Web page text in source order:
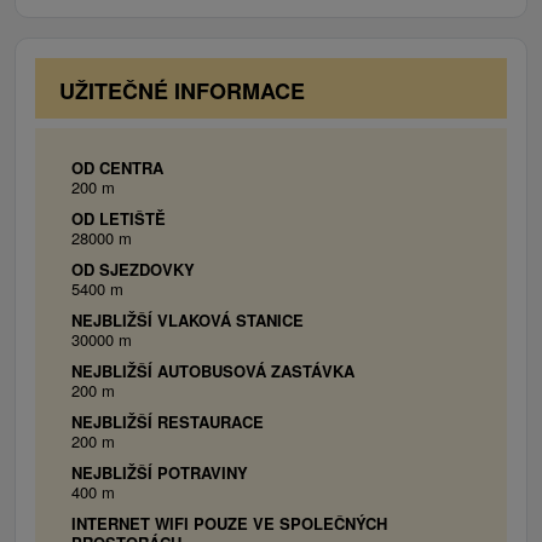
manželská posteľ, balkón.
UŽITEČNÉ INFORMACE
OD CENTRA
200 m
OD LETIŠTĚ
28000 m
OD SJEZDOVKY
5400 m
NEJBLIŽŠÍ VLAKOVÁ STANICE
30000 m
NEJBLIŽŠÍ AUTOBUSOVÁ ZASTÁVKA
200 m
NEJBLIŽŠÍ RESTAURACE
200 m
NEJBLIŽŠÍ POTRAVINY
400 m
INTERNET WIFI POUZE VE SPOLEČNÝCH